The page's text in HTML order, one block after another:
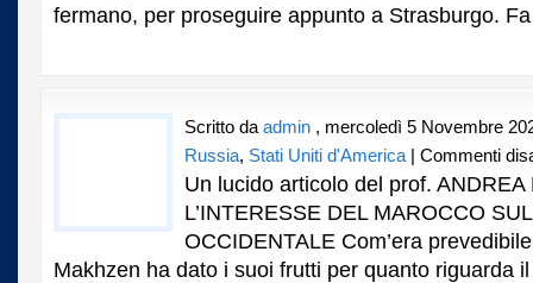
fermano, per proseguire appunto a Strasburgo.
Scritto da admin , mercoledì 5 Novembre
Russia, Stati Uniti d'America Commenti
Un lucido articolo del prof. ANDREA
L’INTERESSE DEL MAROCCO
OCCIDENTALE Com’era
Makhzen ha dato i suoi frutti per quanto riguarda